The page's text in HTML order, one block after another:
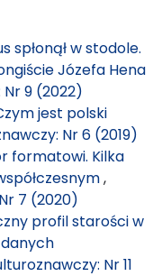
spłonął w stodole.
Józefa Hena
Nr 9 (2022)
jest polski
Nr 6 (2019)
formatowi. Kilka
,
7 (2020)
profil starości w
Nr 11